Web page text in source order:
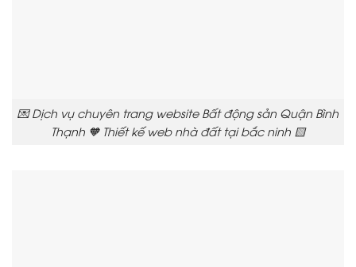
💌 Dịch vụ chuyên trang website Bất động sản Quận Bình
Thạnh 🧡 Thiết kế web nhà đất tại bắc ninh 🟨